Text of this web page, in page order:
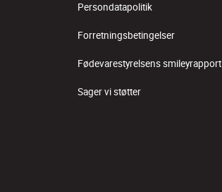
Persondatapolitik
Forretningsbetingelser
Fødevarestyrelsens smileyrapport
Sager vi støtter